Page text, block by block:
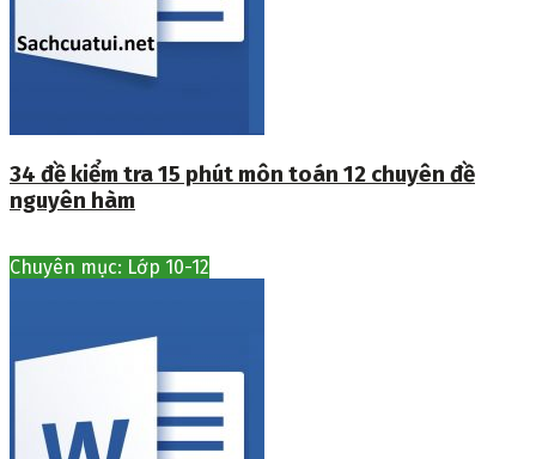
34 đề kiểm tra 15 phút môn toán 12 chuyên đề
nguyên hàm
Chuyên mục: Lớp 10-12